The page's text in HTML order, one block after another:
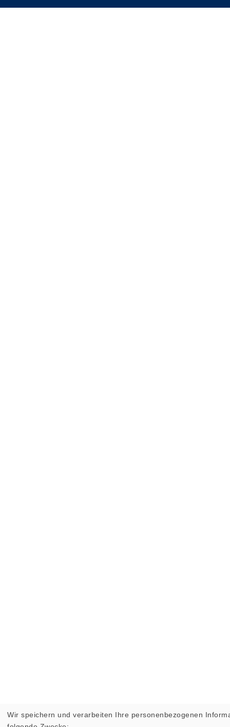
Wir speichern und verarbeiten Ihre personenbezogenen